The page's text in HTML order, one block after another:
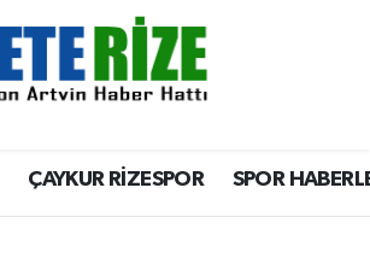
ÇAYKUR RİZESPOR SPOR
Eczaneler
Yoğunluk Haritası